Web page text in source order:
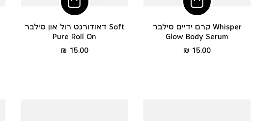
הוסיפי
לסל
קרם ידיים סילבר Whisper
Glow Body Serum
מחיר15.00 ₪
הוסיפי
לסל
דאודורנט רול און סילבר Soft
Pure Roll On
מחיר15.00 ₪